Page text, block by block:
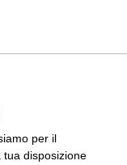
per il
tua disposizione